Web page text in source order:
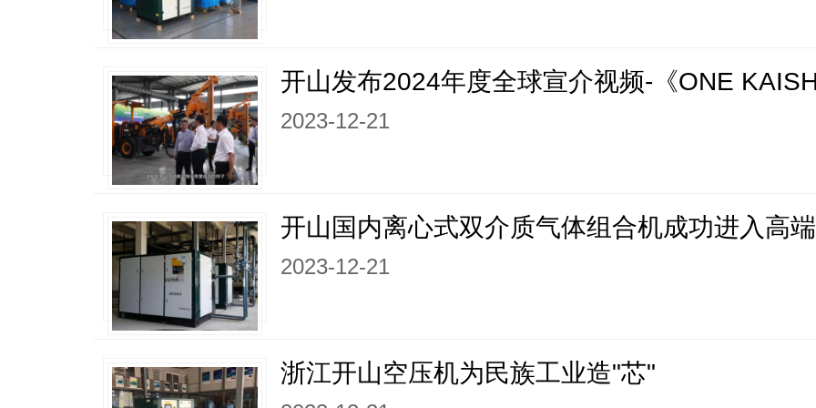
开山发布2024年度全球宣介视频-《ONE
2023-12-21
开山国内离心式双介质气体组合机成功进入高
2023-12-21
浙江开山空压机为民族工业造"芯"